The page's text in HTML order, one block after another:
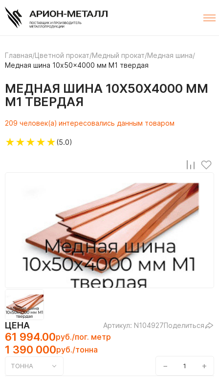
Главная/Цветной прокат/Медный прокат/Медная шина/
Медная шина 10x50x4000 мм М1 твердая
МЕДНАЯ ШИНА 10X50X4000 ММ
М1 ТВЕРДАЯ
209 человек(а) интересовались данным товаром
★★★★★(5.0)
ЦЕНА Артикул: N104927Поделиться
61 994.00руб./пог. метр
1 390 000руб./тонна
ТОННА − +